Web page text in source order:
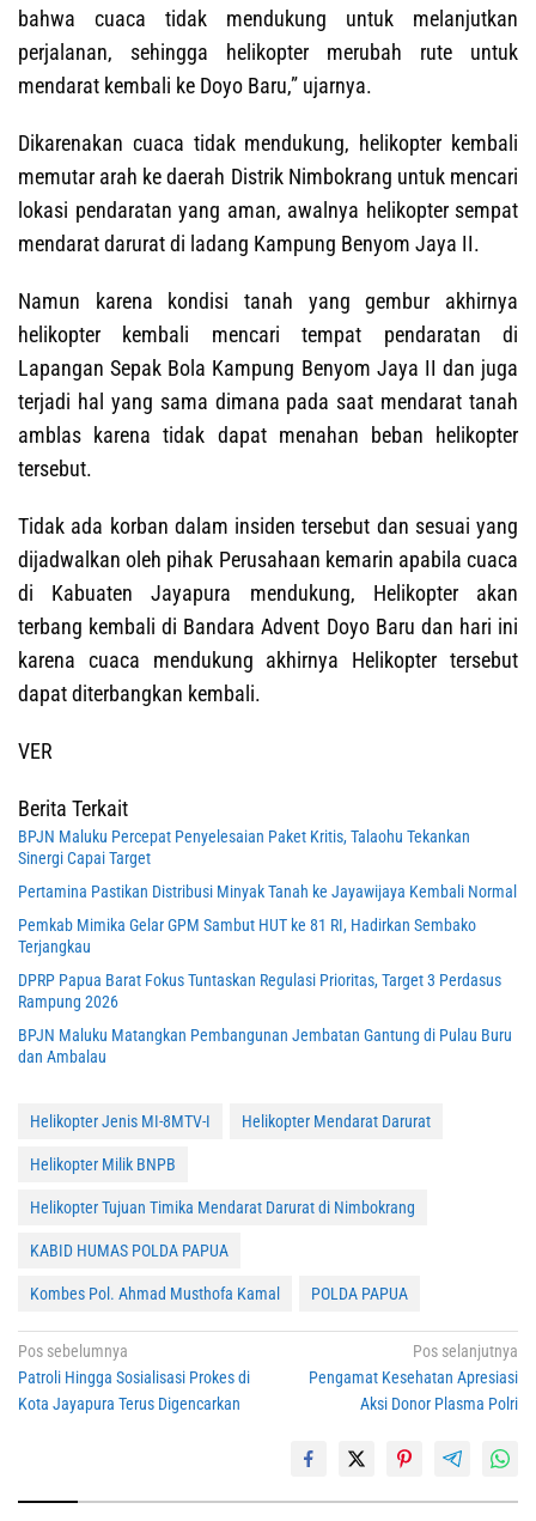
bahwa cuaca tidak mendukung untuk melanjutkan
perjalanan, sehingga helikopter merubah rute untuk
mendarat kembali ke Doyo Baru,” ujarnya.
Dikarenakan cuaca tidak mendukung, helikopter kembali
memutar arah ke daerah Distrik Nimbokrang untuk mencari
lokasi pendaratan yang aman, awalnya helikopter sempat
mendarat darurat di ladang Kampung Benyom Jaya II.
Namun karena kondisi tanah yang gembur akhirnya
helikopter kembali mencari tempat pendaratan di
Lapangan Sepak Bola Kampung Benyom Jaya II dan juga
terjadi hal yang sama dimana pada saat mendarat tanah
amblas karena tidak dapat menahan beban helikopter
tersebut.
Tidak ada korban dalam insiden tersebut dan sesuai yang
dijadwalkan oleh pihak Perusahaan kemarin apabila cuaca
di Kabuaten Jayapura mendukung, Helikopter akan
terbang kembali di Bandara Advent Doyo Baru dan hari ini
karena cuaca mendukung akhirnya Helikopter tersebut
dapat diterbangkan kembali.
VER
Berita Terkait
BPJN Maluku Percepat Penyelesaian Paket Kritis, Talaohu Tekankan
Sinergi Capai Target
Pertamina Pastikan Distribusi Minyak Tanah ke Jayawijaya Kembali Normal
Pemkab Mimika Gelar GPM Sambut HUT ke 81 RI, Hadirkan Sembako
Terjangkau
DPRP Papua Barat Fokus Tuntaskan Regulasi Prioritas, Target 3 Perdasus
Rampung 2026
BPJN Maluku Matangkan Pembangunan Jembatan Gantung di Pulau Buru
dan Ambalau
Helikopter Jenis MI-8MTV-I Helikopter Mendarat Darurat
Helikopter Milik BNPB
Helikopter Tujuan Timika Mendarat Darurat di Nimbokrang
KABID HUMAS POLDA PAPUA
Kombes Pol. Ahmad Musthofa Kamal POLDA PAPUA
Navigasi
pos
Pos sebelumnya
Patroli Hingga Sosialisasi Prokes di
Kota Jayapura Terus Digencarkan
Pos selanjutnya
Pengamat Kesehatan Apresiasi
Aksi Donor Plasma Polri